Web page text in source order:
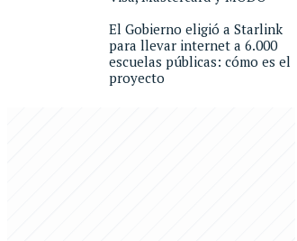
El Gobierno eligió a Starlink
para llevar internet a 6.000
escuelas públicas: cómo es el
proyecto